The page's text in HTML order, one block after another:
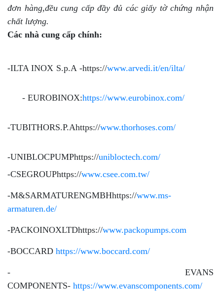
đơn hàng,đều cung cấp đầy đủ các giấy tờ chứng nhận
chất lượng.
Các nhà cung cấp chính:
-ILTA INOX S.p.A -https://www.arvedi.it/en/ilta/
- EUROBINOX:https://www.eurobinox.com/
-TUBITHORS.P.Ahttps://www.thorhoses.com/
-UNIBLOCPUMPhttps://unibloctech.com/
-CSEGROUPhttps://www.csee.com.tw/
-M&SARMATURENGMBHhttps://www.ms-
armaturen.de/
-PACKOINOXLTDhttps://www.packopumps.com
-BOCCARD https://www.boccard.com/
- EVANS
COMPONENTS- https://www.evanscomponents.com/